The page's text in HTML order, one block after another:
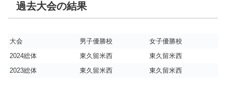
過去大会の結果
大会 男子優勝校
女子優勝校
2024総体
東久留米西
東久留米西
2023総体
東久留米西 東久留米西